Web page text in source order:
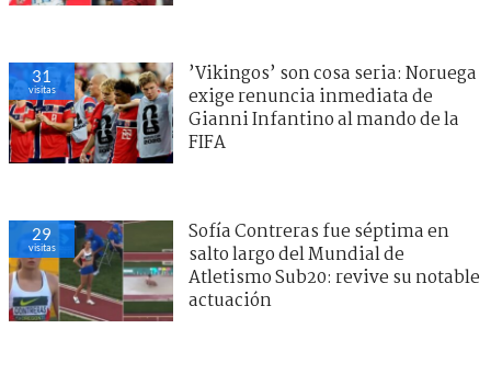
31
visitas
’Vikingos’ son cosa seria: Noruega
exige renuncia inmediata de
Gianni Infantino al mando de la
FIFA
29
visitas
Sofía Contreras fue séptima en
salto largo del Mundial de
Atletismo Sub20: revive su notable
actuación